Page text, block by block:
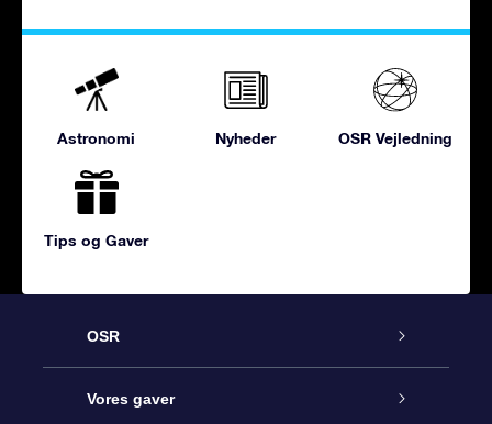
Astronomi Nyheder OSR Vejledning
Tips og Gaver
OSR
Kundeservice
Vores gaver